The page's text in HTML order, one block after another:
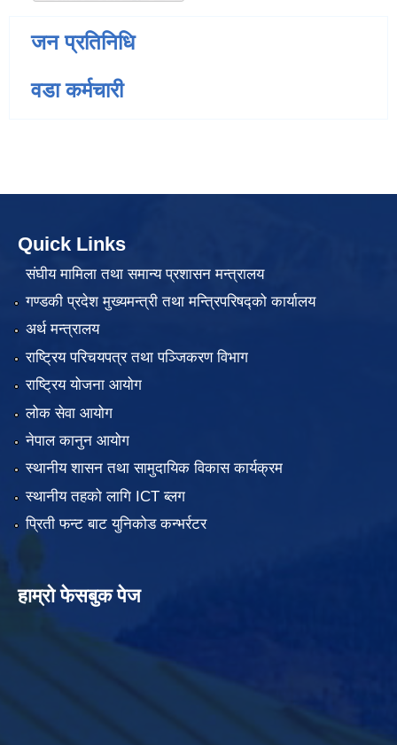
जन प्रतिनिधि
वडा कर्मचारी
Quick Links
संघीय मामिला तथा समान्य प्रशासन मन्त्रालय
गण्डकी प्रदेश मुख्यमन्त्री तथा मन्त्रिपरिषद्को कार्यालय
अर्थ मन्त्रालय
राष्ट्रिय परिचयपत्र तथा पञ्जिकरण विभाग
राष्ट्रिय योजना आयोग
लोक सेवा आयोग
नेपाल कानुन आयोग
स्थानीय शासन तथा सामुदायिक विकास कार्यक्रम
स्थानीय तहको लागि ICT ब्लग
प्रिती फन्ट बाट युनिकोड कन्भर्रटर
हाम्रो फेसबुक पेज